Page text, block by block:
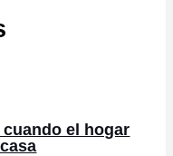
el hogar